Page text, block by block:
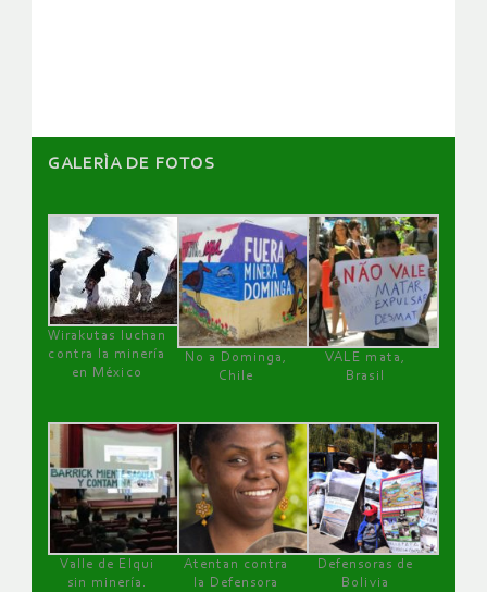
GALERÌA DE FOTOS
Wirakutas luchan
contra la minería
en México
No a Dominga,
Chile
VALE mata,
Brasil
Valle de Elqui
sin minería.
Atentan contra
la Defensora
Defensoras de
Bolivia